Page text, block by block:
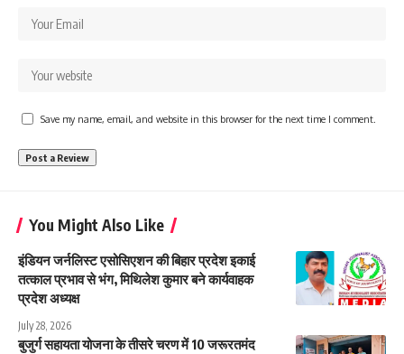
Save my name, email, and website in this browser for the next time I comment.
You Might Also Like
इंडियन जर्नलिस्ट एसोसिएशन की बिहार प्रदेश इकाई
तत्काल प्रभाव से भंग, मिथिलेश कुमार बने कार्यवाहक
प्रदेश अध्यक्ष
July 28, 2026
बुजुर्ग सहायता योजना के तीसरे चरण में 10 जरूरतमंद